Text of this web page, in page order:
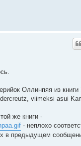
Оллинпяя из
viimeksi asui
же книги -
- неплохо
в предыдущем